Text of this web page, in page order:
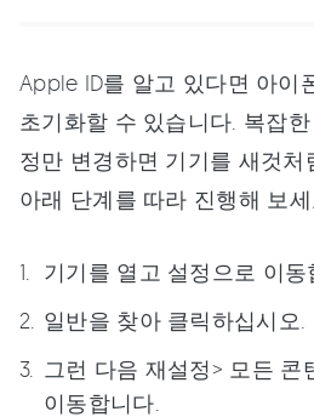
Apple ID를 알고 있다면 아이
초기화할 수 있습니다. 복잡
정만 변경하면 기기를 새것처
아래 단계를 따라 진행해 보세
기기를 열고 설정으로 이동
일반을 찾아 클릭하십시오.
그런 다음 재설정> 모든 콘
이동합니다.